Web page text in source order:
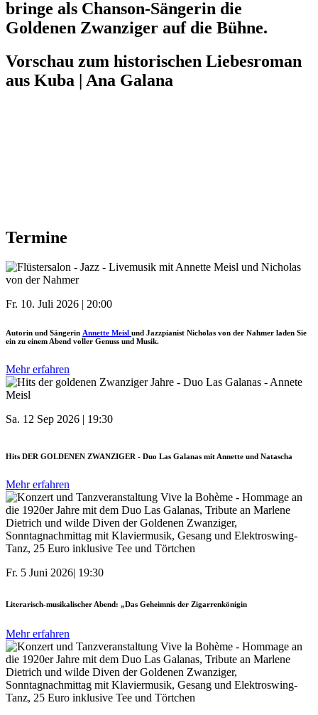
bringe als Chanson-Sängerin die
Goldenen Zwanziger auf die Bühne.
Vorschau zum historischen Liebesroman
aus Kuba | Ana Galana
Termine
Fr. 10. Juli 2026 | 20:00
Autorin und Sängerin Annette Meisl und Jazzpianist Nicholas von der Nahmer laden Sie
ein zu einem Abend voller Genuss und Musik.
Mehr erfahren
Sa. 12 Sep 2026 | 19:30
Hits DER GOLDENEN ZWANZIGER - Duo Las Galanas mit Annette und Natascha
Mehr erfahren
Fr. 5 Juni 2026| 19:30
Literarisch-musikalischer Abend: „Das Geheimnis der Zigarrenkönigin
Mehr erfahren